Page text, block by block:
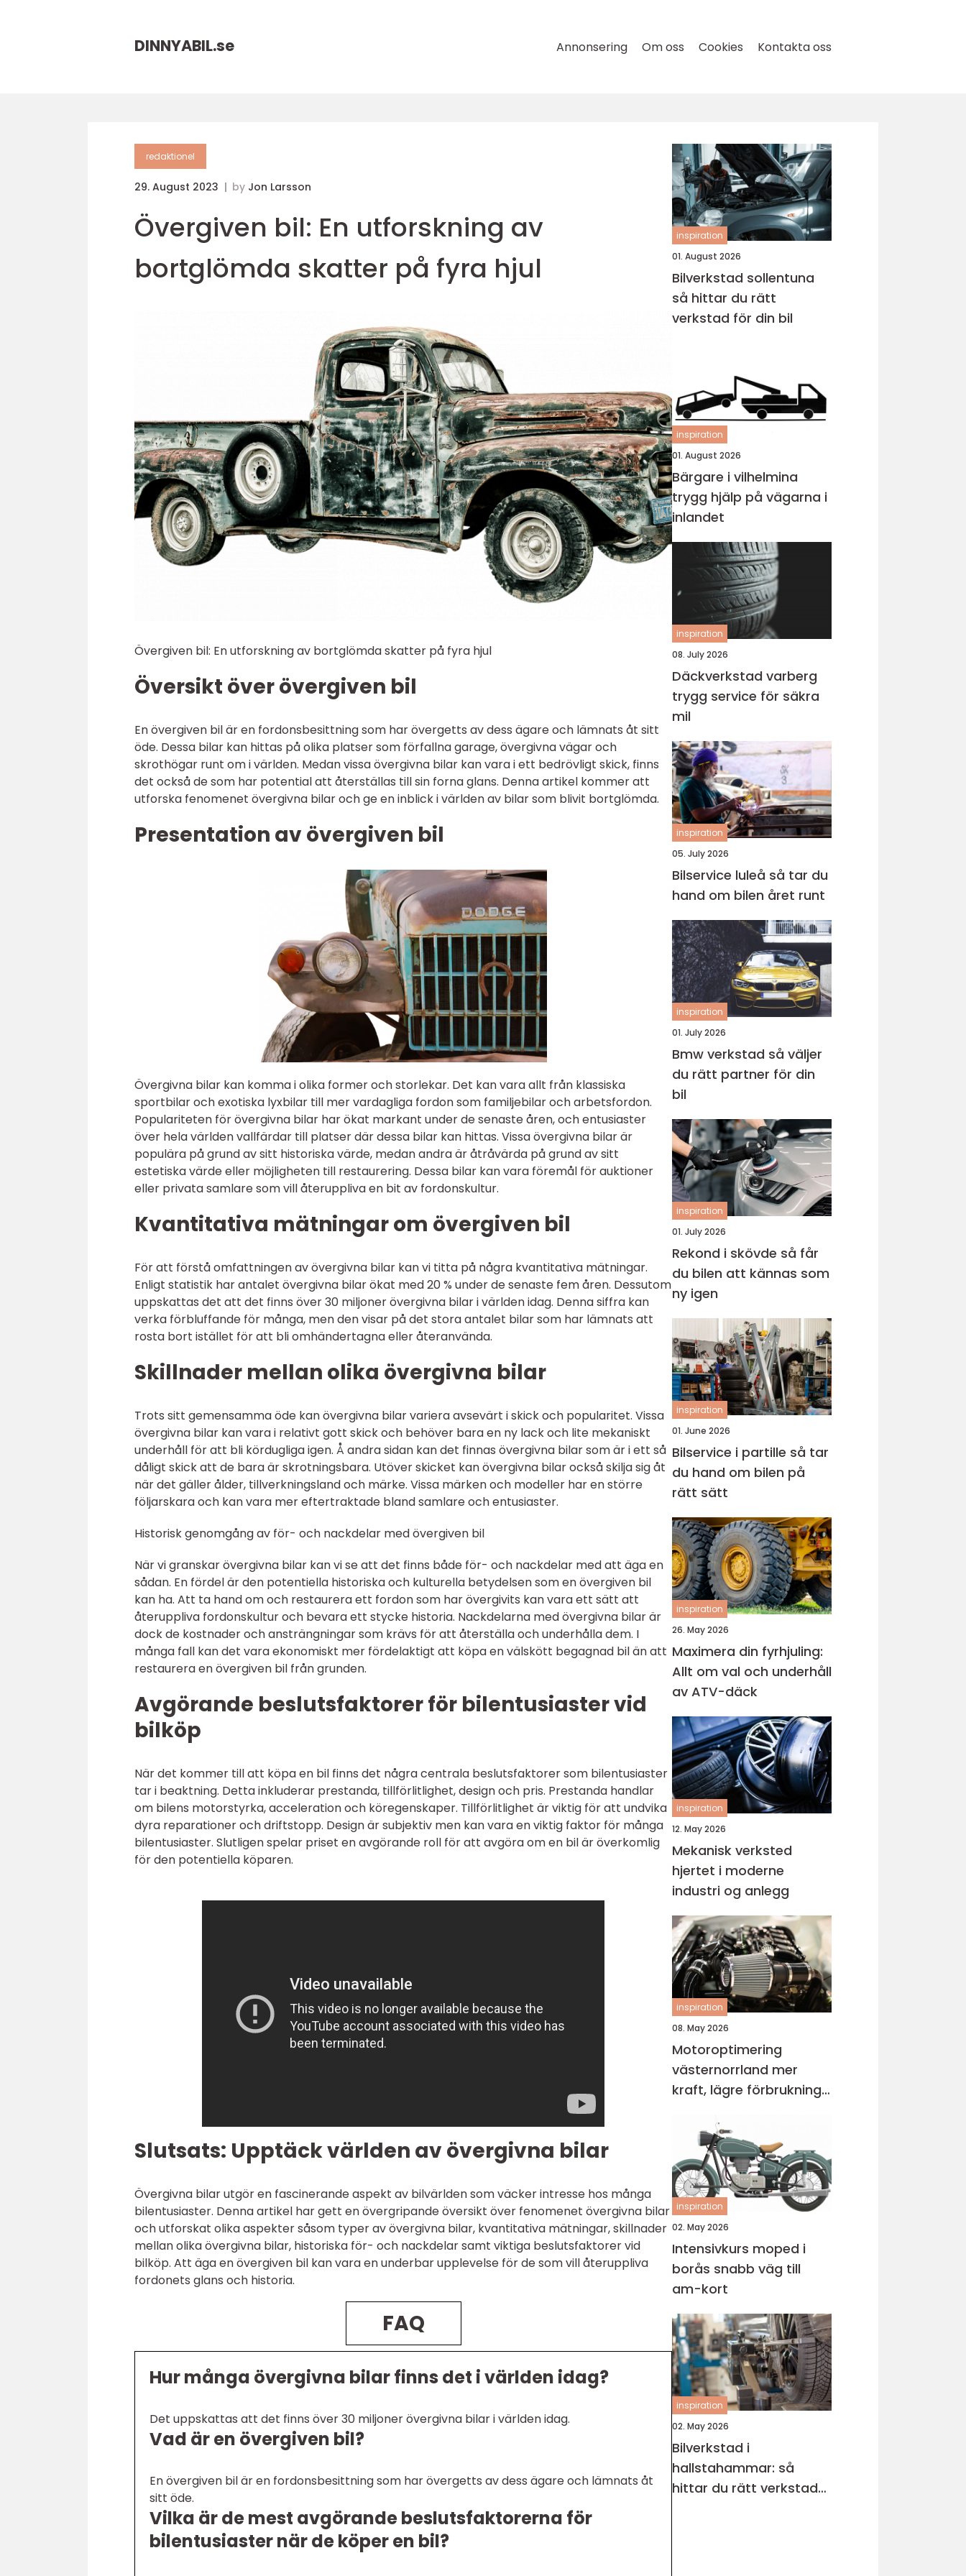
DINNYABIL.se Annonsering Om oss Cookies Kontakta oss
redaktionel
29. August 2023 by Jon Larsson
Övergiven bil: En utforskning av
bortglömda skatter på fyra hjul
Övergiven bil: En utforskning av bortglömda skatter på fyra hjul
Översikt över övergiven bil
En övergiven bil är en fordonsbesittning som har övergetts av dess ägare och lämnats åt sitt
öde. Dessa bilar kan hittas på olika platser som förfallna garage, övergivna vägar och
skrothögar runt om i världen. Medan vissa övergivna bilar kan vara i ett bedrövligt skick, finns
det också de som har potential att återställas till sin forna glans. Denna artikel kommer att
utforska fenomenet övergivna bilar och ge en inblick i världen av bilar som blivit bortglömda.
Presentation av övergiven bil
Övergivna bilar kan komma i olika former och storlekar. Det kan vara allt från klassiska
sportbilar och exotiska lyxbilar till mer vardagliga fordon som familjebilar och arbetsfordon.
Populariteten för övergivna bilar har ökat markant under de senaste åren, och entusiaster
över hela världen vallfärdar till platser där dessa bilar kan hittas. Vissa övergivna bilar är
populära på grund av sitt historiska värde, medan andra är åtråvärda på grund av sitt
estetiska värde eller möjligheten till restaurering. Dessa bilar kan vara föremål för auktioner
eller privata samlare som vill återuppliva en bit av fordonskultur.
Kvantitativa mätningar om övergiven bil
För att förstå omfattningen av övergivna bilar kan vi titta på några kvantitativa mätningar.
Enligt statistik har antalet övergivna bilar ökat med 20 % under de senaste fem åren. Dessutom
uppskattas det att det finns över 30 miljoner övergivna bilar i världen idag. Denna siffra kan
verka förbluffande för många, men den visar på det stora antalet bilar som har lämnats att
rosta bort istället för att bli omhändertagna eller återanvända.
Skillnader mellan olika övergivna bilar
Trots sitt gemensamma öde kan övergivna bilar variera avsevärt i skick och popularitet. Vissa
övergivna bilar kan vara i relativt gott skick och behöver bara en ny lack och lite mekaniskt
underhåll för att bli kördugliga igen. Å andra sidan kan det finnas övergivna bilar som är i ett så
dåligt skick att de bara är skrotningsbara. Utöver skicket kan övergivna bilar också skilja sig åt
när det gäller ålder, tillverkningsland och märke. Vissa märken och modeller har en större
följarskara och kan vara mer eftertraktade bland samlare och entusiaster.
Historisk genomgång av för- och nackdelar med övergiven bil
När vi granskar övergivna bilar kan vi se att det finns både för- och nackdelar med att äga en
sådan. En fördel är den potentiella historiska och kulturella betydelsen som en övergiven bil
kan ha. Att ta hand om och restaurera ett fordon som har övergivits kan vara ett sätt att
återuppliva fordonskultur och bevara ett stycke historia. Nackdelarna med övergivna bilar är
dock de kostnader och ansträngningar som krävs för att återställa och underhålla dem. I
många fall kan det vara ekonomiskt mer fördelaktigt att köpa en välskött begagnad bil än att
restaurera en övergiven bil från grunden.
Avgörande beslutsfaktorer för bilentusiaster vid
bilköp
När det kommer till att köpa en bil finns det några centrala beslutsfaktorer som bilentusiaster
tar i beaktning. Detta inkluderar prestanda, tillförlitlighet, design och pris. Prestanda handlar
om bilens motorstyrka, acceleration och köregenskaper. Tillförlitlighet är viktig för att undvika
dyra reparationer och driftstopp. Design är subjektiv men kan vara en viktig faktor för många
bilentusiaster. Slutligen spelar priset en avgörande roll för att avgöra om en bil är överkomlig
för den potentiella köparen.
Slutsats: Upptäck världen av övergivna bilar
Övergivna bilar utgör en fascinerande aspekt av bilvärlden som väcker intresse hos många
bilentusiaster. Denna artikel har gett en övergripande översikt över fenomenet övergivna bilar
och utforskat olika aspekter såsom typer av övergivna bilar, kvantitativa mätningar, skillnader
mellan olika övergivna bilar, historiska för- och nackdelar samt viktiga beslutsfaktorer vid
bilköp. Att äga en övergiven bil kan vara en underbar upplevelse för de som vill återuppliva
fordonets glans och historia.
FAQ
Hur många övergivna bilar finns det i världen idag?
Det uppskattas att det finns över 30 miljoner övergivna bilar i världen idag.
Vad är en övergiven bil?
En övergiven bil är en fordonsbesittning som har övergetts av dess ägare och lämnats åt
sitt öde.
Vilka är de mest avgörande beslutsfaktorerna för
bilentusiaster när de köper en bil?
inspiration
01. August 2026
Bilverkstad sollentuna
så hittar du rätt
verkstad för din bil
inspiration
01. August 2026
Bärgare i vilhelmina
trygg hjälp på vägarna i
inlandet
inspiration
08. July 2026
Däckverkstad varberg
trygg service för säkra
mil
inspiration
05. July 2026
Bilservice luleå så tar du
hand om bilen året runt
inspiration
01. July 2026
Bmw verkstad så väljer
du rätt partner för din
bil
inspiration
01. July 2026
Rekond i skövde så får
du bilen att kännas som
ny igen
inspiration
01. June 2026
Bilservice i partille så tar
du hand om bilen på
rätt sätt
inspiration
26. May 2026
Maximera din fyrhjuling:
Allt om val och underhåll
av ATV-däck
inspiration
12. May 2026
Mekanisk verksted
hjertet i moderne
industri og anlegg
inspiration
08. May 2026
Motoroptimering
västernorrland mer
kraft, lägre förbrukning
inspiration
02. May 2026
Intensivkurs moped i
borås snabb väg till
am-kort
inspiration
02. May 2026
Bilverkstad i
hallstahammar: så
hittar du rätt verkstad